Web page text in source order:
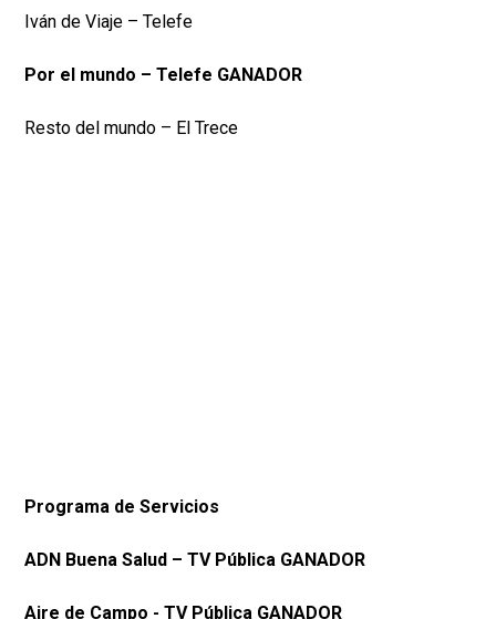
Iván de Viaje – Telefe
Por el mundo – Telefe GANADOR
Resto del mundo – El Trece
Programa de Servicios
ADN Buena Salud – TV Pública GANADOR
Aire de Campo - TV Pública GANADOR